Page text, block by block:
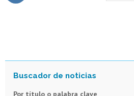
Por título o palabra clave